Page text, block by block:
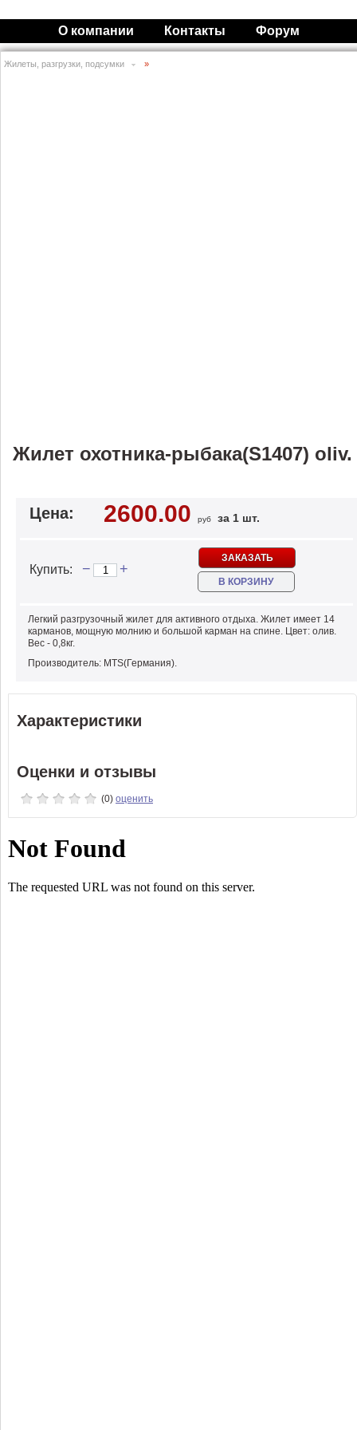
О компании Контакты Форум
Жилеты, разгрузки, подсумки »
Жилет охотника-рыбака(S1407) oliv.
Цена: 2600.00 руб за 1 шт.
Купить: − +
ЗАКАЗАТЬ
В КОРЗИНУ
Легкий разгрузочный жилет для активного отдыха. Жилет имеет 14
карманов, мощную молнию и большой карман на спине. Цвет: олив.
Вес - 0,8кг.
Производитель: MTS(Германия).
Характеристики
Оценки и отзывы
(0) оценить